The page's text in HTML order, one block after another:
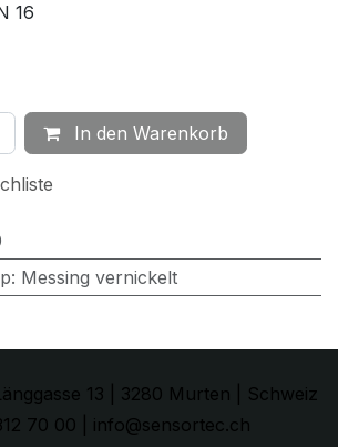
16
In den Warenkorb
: Messing vernickelt
13 | 3280 Murten | Schweiz
70 00 | info@sensortec.ch